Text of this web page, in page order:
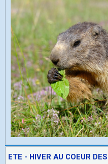
ETE - HIVER AU COEUR